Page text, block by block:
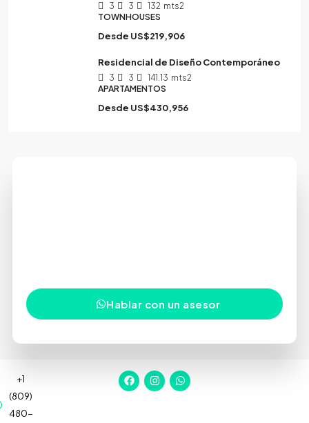
3 3 132 mts2
TOWNHOUSES
Desde US$219,906
Residencial de Diseño Contemporáneo
3 3 141.13 mts2
APARTAMENTOS
Desde US$430,956
Hablar con un asesor
+1
(809)
480-